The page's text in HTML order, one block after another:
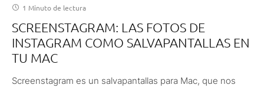
1 Minuto de lectura
SCREENSTAGRAM: LAS FOTOS DE
INSTAGRAM COMO SALVAPANTALLAS EN
TU MAC
Screenstagram es un salvapantallas para Mac, que nos